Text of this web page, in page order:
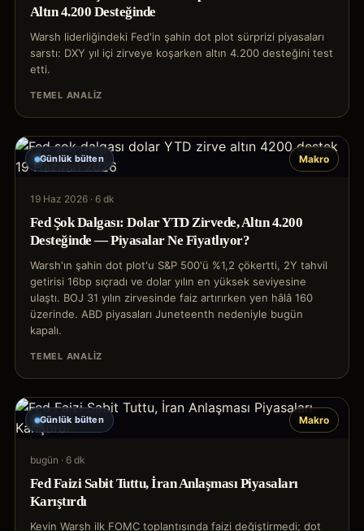
Altın 4.200 Desteğinde
Warsh liderliğindeki Fed'in şahin dot plot sürprizi piyasaları
sarstı: DXY yıl içi zirveye koşarken altın 4.200 desteğini test
etti.
TEMEL ANALIZ
Makro
Günlük bülten
19 Haz 2026 · 6 dk
Fed Şok Dalgası: Dolar YTD Zirvede, Altın 4.200
Desteğinde — Piyasalar Ne Fiyatlıyor?
Warsh'ın şahin dot plot'u S&P 500'ü %1,2 çökertti, 2Y tahvil
getirisi 16bp sıçradı ve dolar yılın en yüksek seviyesine
ulaştı. BOJ 31 yılın zirvesinde faiz artırırken yen hâlâ 160
üzerinde. ABD piyasaları Juneteenth nedeniyle bugün
kapalı.
TEMEL ANALIZ
Makro
Günlük bülten
bugün · 6 dk
Fed Faizi Sabit Tuttu, İran Anlaşması Piyasaları
Karıştırdı
Kevin Warsh ilk FOMC toplantısında faizi değiştirmedi; dot